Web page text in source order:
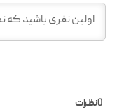
0نظرات